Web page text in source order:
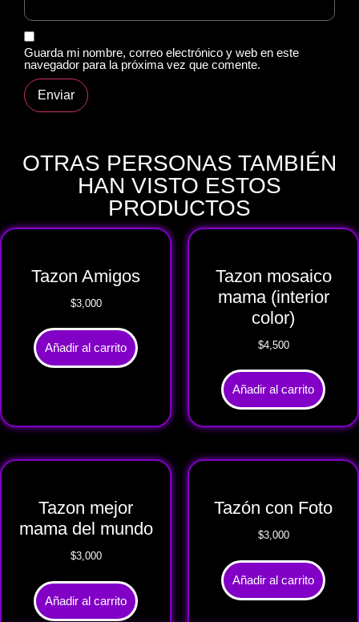
Guarda mi nombre, correo electrónico y web en este
navegador para la próxima vez que comente.
OTRAS PERSONAS TAMBIÉN
HAN VISTO ESTOS
PRODUCTOS
Tazon Amigos
$3,000
Añadir al carrito
Tazon mosaico
mama (interior
color)
$4,500
Añadir al carrito
Tazon mejor
mama del mundo
$3,000
Añadir al carrito
Tazón con Foto
$3,000
Añadir al carrito